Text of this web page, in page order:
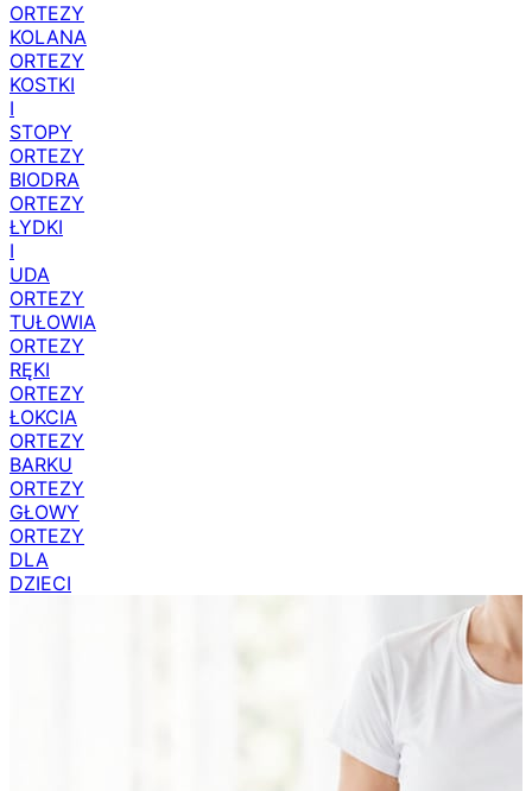
ORTEZY
KOLANA
ORTEZY
KOSTKI
I
STOPY
ORTEZY
BIODRA
ORTEZY
ŁYDKI
I
UDA
ORTEZY
TUŁOWIA
ORTEZY
RĘKI
ORTEZY
ŁOKCIA
ORTEZY
BARKU
ORTEZY
GŁOWY
ORTEZY
DLA
DZIECI